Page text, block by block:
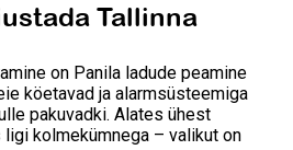
Tallinna
on Panila ladude peamine
köetavad ja alarmsüsteemiga
pakuvadki. Alates ühest
kolmekümnega – valikut on